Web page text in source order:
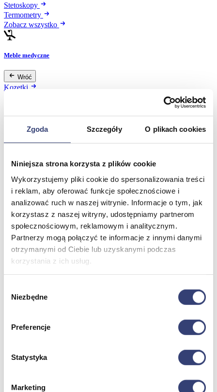
Zgoda Szczegóły O plikach cookies
Niniejsza strona korzysta z plików cookie
Wykorzystujemy pliki cookie do spersonalizowania treści
i reklam, aby oferować funkcje społecznościowe i
analizować ruch w naszej witrynie. Informacje o tym, jak
korzystasz z naszej witryny, udostępniamy partnerom
społecznościowym, reklamowym i analitycznym.
Partnerzy mogą połączyć te informacje z innymi danymi
otrzymanymi od Ciebie lub uzyskanymi podczas
korzystania z ich usług.
zgody
Niezbędne
Preferencje
Statystyka
Marketing
Stetoskopy
Termometry
Zobacz wszystko
Meble medyczne
Wróć
Kozetki
Stoły
Parawany
Zobacz wszystko
Spa & Wellness
Wróć
Urządzenia
Zdrowie i uroda
Zobacz wszystko
Dofinansowania
Aquatizer Testowy